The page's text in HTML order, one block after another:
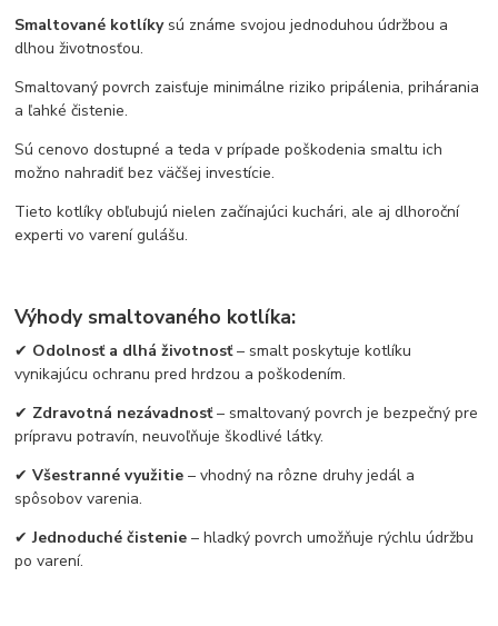
Smaltované kotlíkysú známe svojou jednoduhou údržbou a
dlhou životnosťou.
Smaltovaný povrch zaisťuje minimálne riziko pripálenia, prihárania
a ľahké čistenie.
Sú cenovo dostupné a teda v prípade poškodenia smaltu ich
možno nahradiť bez väčšej investície.
Tieto kotlíky obľubujú nielen začínajúci kuchári, ale aj dlhoroční
experti vo varení gulášu.
Výhody smaltovaného kotlíka:
✔ Odolnosť a dlhá životnosť– smalt poskytuje kotlíku
vynikajúcu ochranu pred hrdzou a poškodením.
✔ Zdravotná nezávadnosť– smaltovaný povrch je bezpečný pre
prípravu potravín, neuvoľňuje škodlivé látky.
✔Všestranné využitie – vhodný na rôzne druhy jedál a
spôsobov varenia.
✔Jednoduché čistenie – hladký povrch umožňuje rýchlu údržbu
po varení.